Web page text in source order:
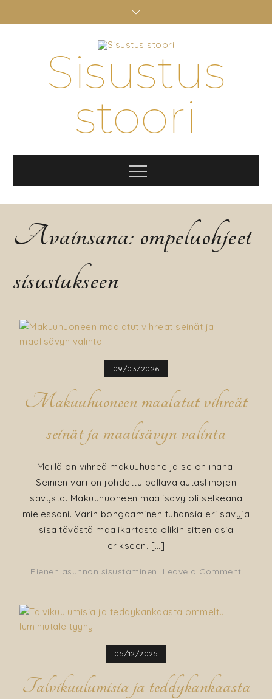
Sisustus
stoori
Menu
Avainsana: ompeluohjeet
sisustukseen
09/03/2026
Makuuhuoneen maalatut vihreät
seinät ja maalisävyn valinta
Meillä on vihreä makuuhuone ja se on ihana.
Seinien väri on johdettu pellavalautasliinojen
sävystä. Makuuhuoneen maalisävy oli selkeänä
mielessäni. Värin bongaaminen tuhansia eri sävyjä
sisältävästä maalikartasta olikin sitten asia
erikseen. […]
Pienen asunnon sisustaminen Leave a Comment
05/12/2025
Talvikuulumisia ja teddykankaasta